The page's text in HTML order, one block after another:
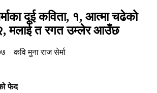
दूई कविता, १, आत्मा चढेको
मलाई त रगत उम्लेर आउँछ
कवि मुना राज सेर्मा
फेद